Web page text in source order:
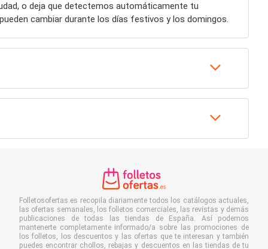
o deja que detectemos automáticamente tu
cambiar durante los días festivos y los domingos.
Folletosofertas.es recopila diariamente todos los catálogos actuales,
las ofertas semanales, los folletos comerciales, las revistas y demás
publicaciones de todas las tiendas de España. Así podemos
mantenerte completamente informado/a sobre las promociones de
los folletos, los descuentos y las ofertas que te interesan y también
puedes encontrar chollos, rebajas y descuentos en las tiendas de tu